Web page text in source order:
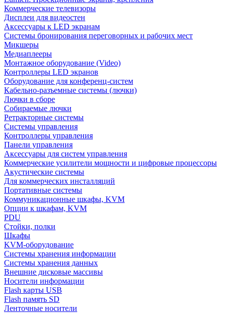
Коммерческие телевизоры
Дисплеи для видеостен
Аксессуары к LED экранам
Системы бронирования переговорных и рабочих мест
Микшеры
Медиаплееры
Монтажное оборудование (Video)
Контроллеры LED экранов
Оборудование для конференц-систем
Кабельно-разъемные системы (лючки)
Лючки в сборе
Собираемые лючки
Ретракторные системы
Системы управления
Контроллеры управления
Панели управления
Аксессуары для систем управления
Коммерческие усилители мощности и цифровые процессоры
Акустические системы
Для коммерческих инсталляций
Портативные системы
Коммуникационные шкафы, KVM
Опции к шкафам, KVM
PDU
Стойки, полки
Шкафы
KVM-оборудование
Системы хранения информации
Системы хранения данных
Внешние дисковые массивы
Носители информации
Flash карты USB
Flash память SD
Ленточные носители